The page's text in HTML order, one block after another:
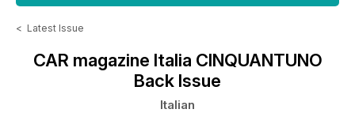
< Latest Issue
CAR magazine Italia CINQUANTUNO
Back Issue
Italian